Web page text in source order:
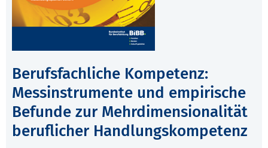
Berufsfachliche Kompetenz:
Messinstrumente und empirische
Befunde zur Mehrdimensionalität
beruflicher Handlungskompetenz